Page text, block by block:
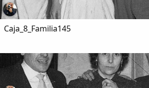
Caja_8_Familia145